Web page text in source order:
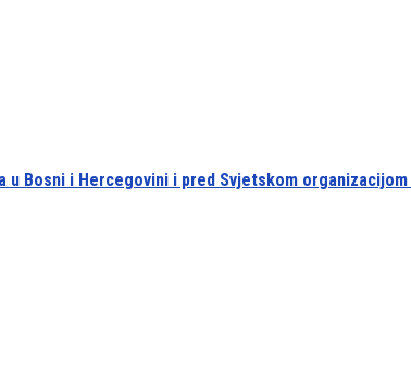
Bosni i Hercegovini i pred Svjetskom organizacijom